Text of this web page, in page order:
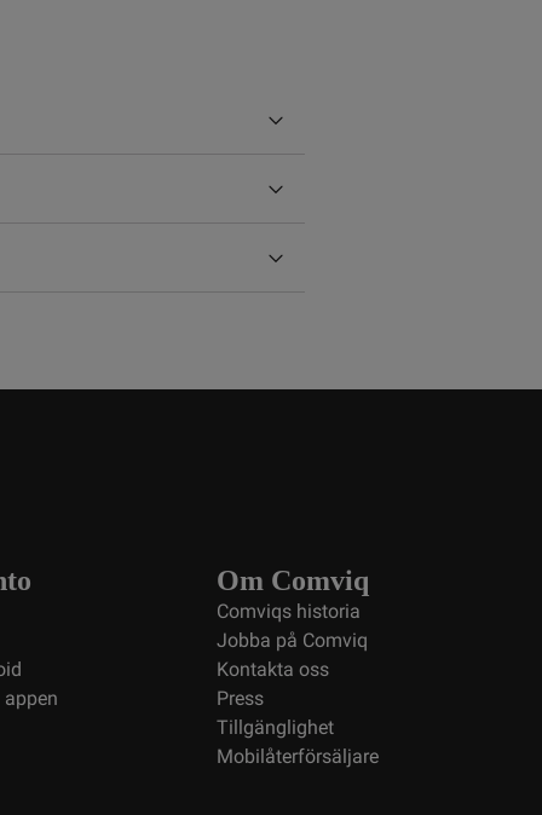
Om Comviq
Comviqs historia
Jobba på Comviq
Kontakta oss
Press
Tillgänglighet
Mobilåterförsäljare